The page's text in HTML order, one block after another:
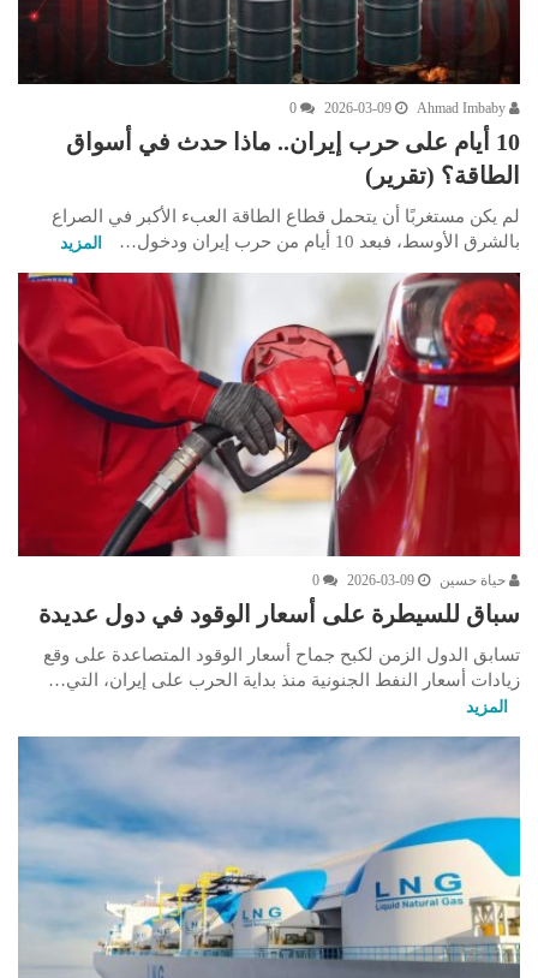
2026-03-09
0
10 أيام على حرب إيران.. ماذا حدث في أسواق
الطاقة؟ (تقرير)
لم يكن مستغربًا أن يتحمل قطاع الطاقة العبء الأكبر في الصراع
بالشرق الأوسط، فبعد 10 أيام من حرب إيران ودخول…
المزيد
حياة حسين 2026-03-09
0
سباق للسيطرة على أسعار الوقود في دول عديدة
تسابق الدول الزمن لكبح جماح أسعار الوقود المتصاعدة على وقع
زيادات أسعار النفط الجنونية منذ بداية الحرب على إيران، التي…
المزيد